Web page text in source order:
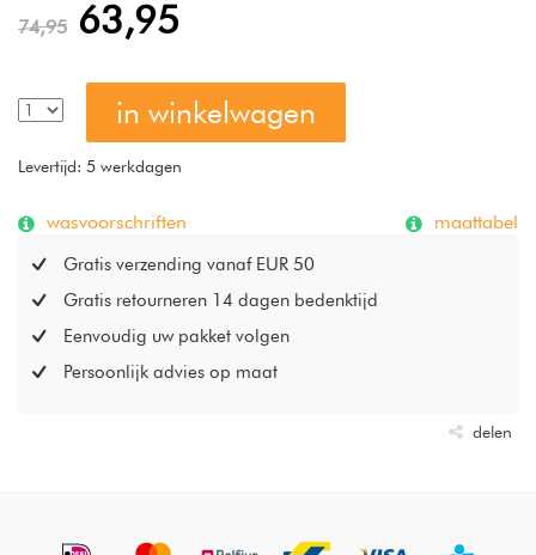
74,95 63,95
in winkelwagen
Levertijd: 5 werkdagen
wasvoorschriften maattabel
Gratis verzending vanaf EUR 50
Gratis retourneren 14 dagen bedenktijd
Eenvoudig uw pakket volgen
Persoonlijk advies op maat
delen